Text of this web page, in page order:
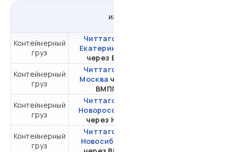
из
Контейнерный
груз
Читтагонг -
Екатеринбург
через ВСК
Контейнерный
груз
Читтагонг -
Москва через
ВМПП
Контейнерный
груз
Читтагонг -
Новороссийск
через НЛЭ
Контейнерный
груз
Читтагонг -
Новосибирск